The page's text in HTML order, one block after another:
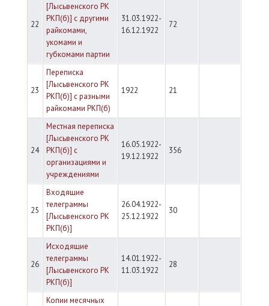
22
[Лысьвенского РК
РКП(б)] с другими
райкомами,
укомами и
губкомами партии
31.03.1922-
16.12.1922
72
23
Переписка
[Лысьвенского РК
РКП(б)] с разными
райкомами РКП(б)
1922 21
24
Местная переписка
[Лысьвенского РК
РКП(б)] с
организациями и
учреждениями
16.05.1922-
19.12.1922
356
25
Входящие
телеграммы
[Лысьвенского РК
РКП(б)]
26.04.1922-
25.12.1922
30
26
Исходящие
телеграммы
[Лысьвенского РК
РКП(б)]
14.01.1922-
11.03.1922
28
Копии месячных